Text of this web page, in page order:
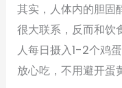
其实，人体内的胆固
很大联系，反而和饮
人每日摄入1-2个鸡
放心吃，不用避开蛋